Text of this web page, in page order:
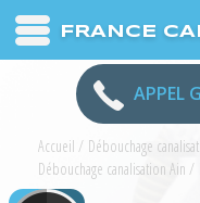
FRANCE
APPEL
Accueil / Débouchage
Débouchage canalisation Ain /